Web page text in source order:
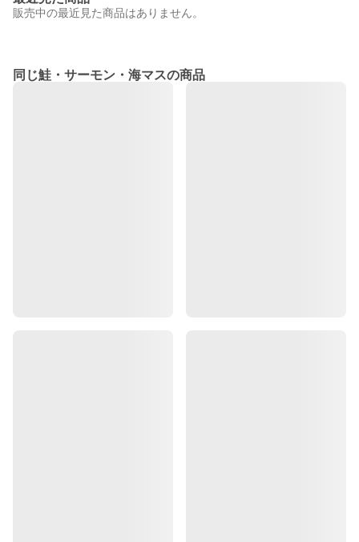
販売中の最近見た商品はありません。
同じ鮭・サーモン・海マスの商品